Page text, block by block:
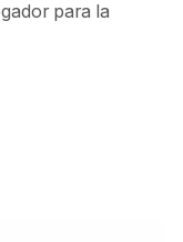
para la